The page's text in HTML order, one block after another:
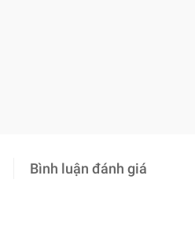
Bình luận đánh giá